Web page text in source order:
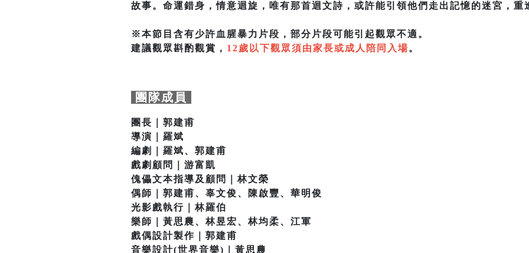
故事。命運錯身，情意迴旋，唯有那首迴文詩，或許能引領他們走出記憶的迷宮，重
※本節目含有少許血腥暴力片段，部分片段可能引起觀眾不適。
建議觀眾斟酌觀賞， 12歲以下觀眾須由家長或成人陪同入場。
團隊成員
團長｜郭建甫
導演｜羅斌
編劇｜羅斌、郭建甫
戲劇顧問｜游富凱
傀儡文本指導及顧問｜林文榮
偶師｜郭建甫、辜文俊、陳啟豐、華明俊
光影戲執行｜林羅伯
樂師｜黃思農、林昱宏、林均柔、江軍
戲偶設計製作｜郭建甫
音樂設計(世界音樂)｜黃思農